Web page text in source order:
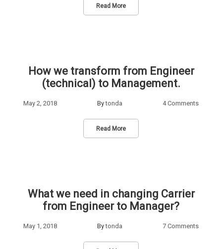
Read More
How we transform from Engineer
(technical) to Management.
May 2, 2018 Bytonda 4 Comments
Read More
What we need in changing Carrier
from Engineer to Manager?
May 1, 2018 Bytonda 7 Comments